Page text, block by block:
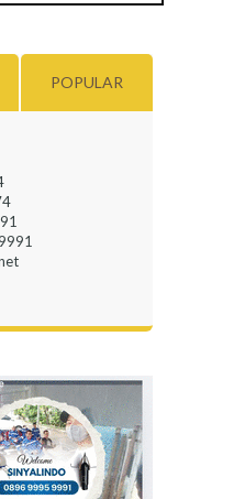
POPULAR